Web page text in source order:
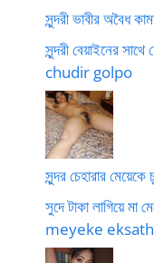
সুন্দরী ভাবীর অবৈধ
সুন্দরী বেয়াইনের
chudir golpo
সুন্দর চেহারার মেয়েকে
সুদে টাকা লাগিয়ে
meyeke